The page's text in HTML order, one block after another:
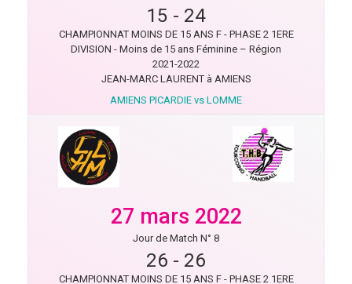
15 - 24
CHAMPIONNAT MOINS DE 15 ANS F - PHASE 2 1ERE
DIVISION - Moins de 15 ans Féminine – Région
2021-2022
JEAN-MARC LAURENT à AMIENS
AMIENS PICARDIE vs LOMME
27 mars 2022
Jour de Match N° 8
26 - 26
CHAMPIONNAT MOINS DE 15 ANS F - PHASE 2 1ERE